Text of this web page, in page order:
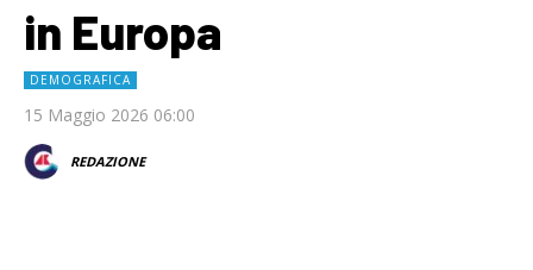
in Europa
DEMOGRAFICA
15 Maggio 2026 06:00
REDAZIONE